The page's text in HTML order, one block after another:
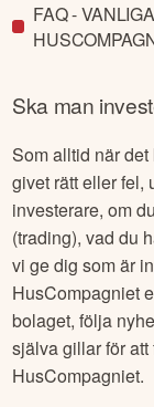
FAQ -
Ska man
Som alltid när
givet rätt eller fel,
investerare, om
(trading), vad du
vi ge dig som är
HusCompagniet
bolaget, följa
själva gillar för
HusCompagniet.